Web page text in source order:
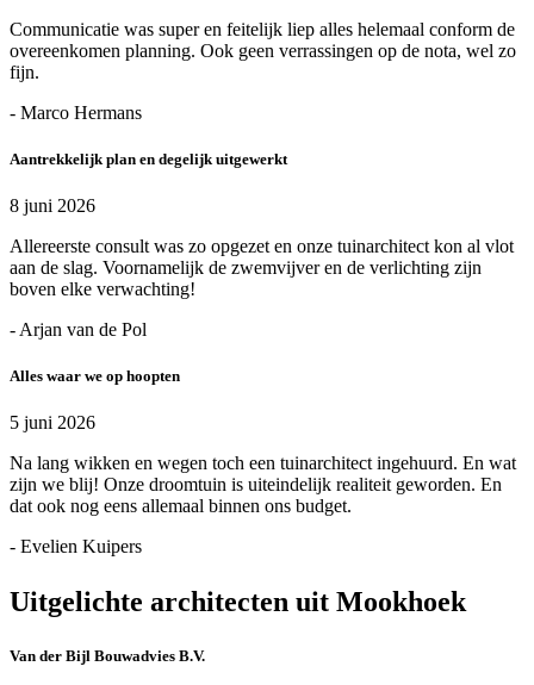
Communicatie was super en feitelijk liep alles helemaal conform de
overeenkomen planning. Ook geen verrassingen op de nota, wel zo
fijn.
- Marco Hermans
Aantrekkelijk plan en degelijk uitgewerkt
8 juni 2026
Allereerste consult was zo opgezet en onze tuinarchitect kon al vlot
aan de slag. Voornamelijk de zwemvijver en de verlichting zijn
boven elke verwachting!
- Arjan van de Pol
Alles waar we op hoopten
5 juni 2026
Na lang wikken en wegen toch een tuinarchitect ingehuurd. En wat
zijn we blij! Onze droomtuin is uiteindelijk realiteit geworden. En
dat ook nog eens allemaal binnen ons budget.
- Evelien Kuipers
Uitgelichte architecten uit Mookhoek
Van der Bijl Bouwadvies B.V.